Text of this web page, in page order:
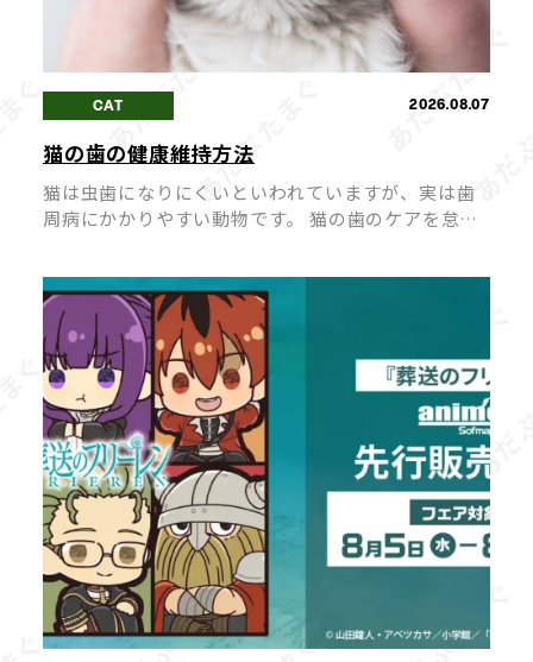
CAT 2026.08.07
猫の歯の健康維持方法
猫は虫歯になりにくいといわれていますが、実は歯
周病にかかりやすい動物です。 猫の歯のケアを怠る
ケアで、愛猫の歯の健康を長く維持 […]